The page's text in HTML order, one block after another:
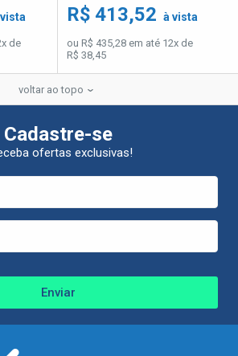
de
R$ 413,52 à vista
ou R$ 435,28 em até 12x de
R$ 38,45
voltar ao topo
Cadastre-se
ofertas exclusivas!
Enviar